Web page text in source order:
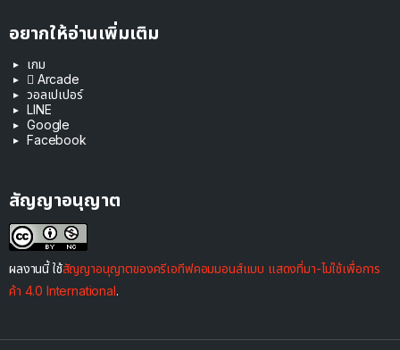
อยากให้อ่านเพิ่มเติม
เกม
 Arcade
วอลเปเปอร์
LINE
Google
Facebook
สัญญาอนุญาต
ผลงานนี้ ใช้สัญญาอนุญาตของครีเอทีฟคอมมอนส์แบบ แสดงที่มา-ไม่ใช้เพื่อการ
ค้า 4.0 International.